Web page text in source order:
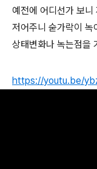
예전에 어디선가 보니
저어주니 숟가락이 녹
상태변화나 녹는점을
https://youtu.be/